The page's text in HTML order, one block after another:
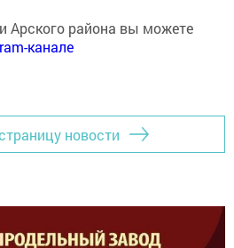
Арского района вы можете
канале
новости